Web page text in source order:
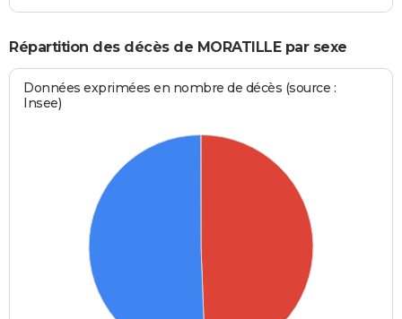
Répartition des décès de MORATILLE par sexe
Données exprimées en nombre de décès (source :
Insee)